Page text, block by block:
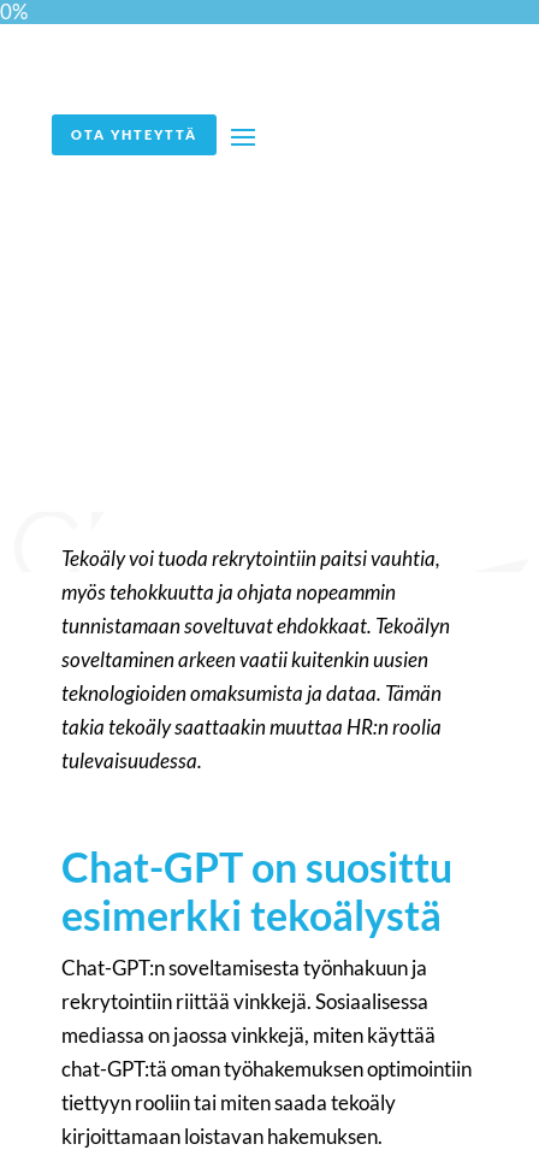
0%
OTA YHTEYTTÄ
Tekoäly voi tuoda rekrytointiin paitsi vauhtia,
myös tehokkuutta ja ohjata nopeammin
tunnistamaan soveltuvat ehdokkaat. Tekoälyn
soveltaminen arkeen vaatii kuitenkin uusien
teknologioiden omaksumista ja dataa. Tämän
takia tekoäly saattaakin muuttaa HR:n roolia
tulevaisuudessa.
Chat-GPT on suosittu
esimerkki tekoälystä
Chat-GPT:n soveltamisesta työnhakuun ja
rekrytointiin riittää vinkkejä. Sosiaalisessa
mediassa on jaossa vinkkejä, miten käyttää
chat-GPT:tä oman työhakemuksen optimointiin
tiettyyn rooliin tai miten saada tekoäly
kirjoittamaan loistavan hakemuksen.